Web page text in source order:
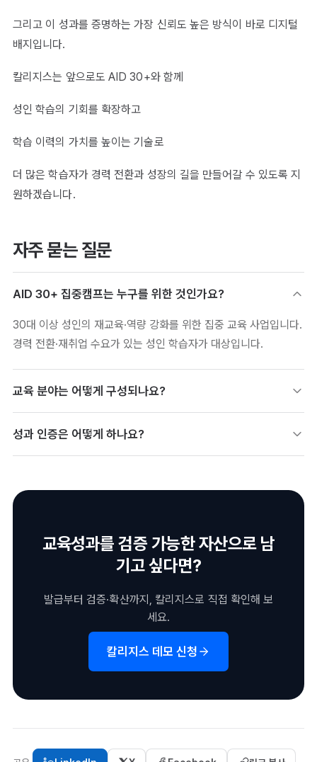
그리고 이 성과를 증명하는 가장 신뢰도 높은 방식이 바로 디지털
배지입니다.
칼리지스는 앞으로도 AID 30+와 함께
성인 학습의 기회를 확장하고
학습 이력의 가치를 높이는 기술로
더 많은 학습자가 경력 전환과 성장의 길을 만들어갈 수 있도록 지
원하겠습니다.
자주 묻는 질문
AID 30+ 집중캠프는 누구를 위한 것인가요?
30대 이상 성인의 재교육·역량 강화를 위한 집중 교육 사업입니다.
경력 전환·재취업 수요가 있는 성인 학습자가 대상입니다.
교육 분야는 어떻게 구성되나요?
으로 실무 적용 역량을 빠르게 기르는 데 초점이 있습니다.
성과 인증은 어떻게 하나요?
교육성과를 검증 가능한 자산으로 남
기고 싶다면?
발급부터 검증·확산까지, 칼리지스로 직접 확인해 보
세요.
칼리지스 데모 신청